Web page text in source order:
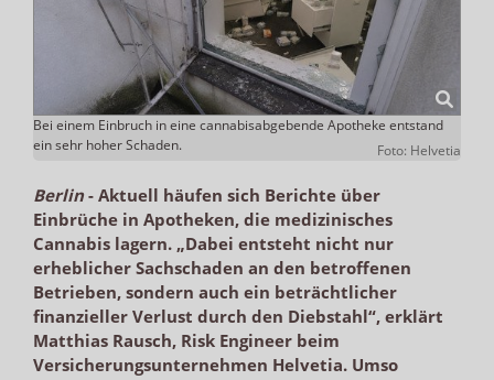
Bei einem Einbruch in eine cannabisabgebende Apotheke entstand
ein sehr hoher Schaden.
Foto: Helvetia
Berlin- Aktuell häufen sich Berichte über
Einbrüche in Apotheken, die medizinisches
Cannabis lagern. „Dabei entsteht nicht nur
erheblicher Sachschaden an den betroffenen
Betrieben, sondern auch ein beträchtlicher
finanzieller Verlust durch den Diebstahl“, erklärt
Matthias Rausch, Risk Engineer beim
Versicherungsunternehmen Helvetia. Umso